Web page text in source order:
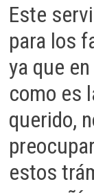
Este
para los
ya que
como es
querido,
estos